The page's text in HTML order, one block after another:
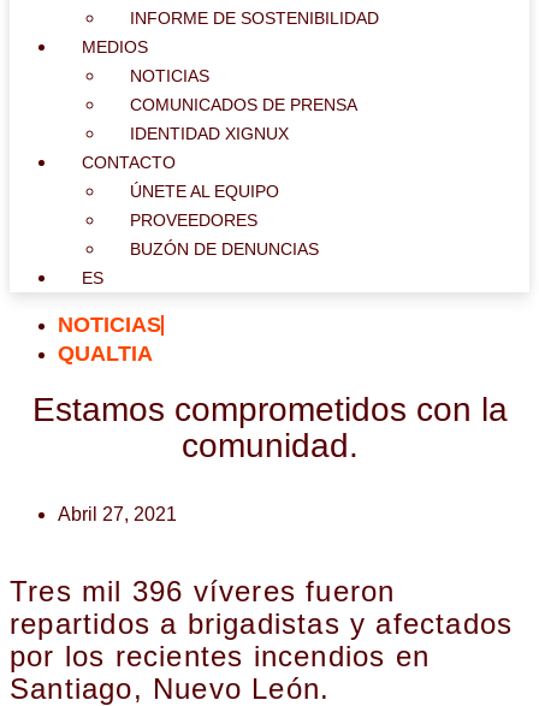
INFORME DE SOSTENIBILIDAD
MEDIOS
NOTICIAS
COMUNICADOS DE PRENSA
IDENTIDAD XIGNUX
CONTACTO
ÚNETE AL EQUIPO
PROVEEDORES
BUZÓN DE DENUNCIAS
ES
NOTICIAS
QUALTIA
Estamos comprometidos con la
comunidad.
Abril 27, 2021
Tres mil 396 víveres fueron
repartidos a brigadistas y afectados
por los recientes incendios en
Santiago, Nuevo León.